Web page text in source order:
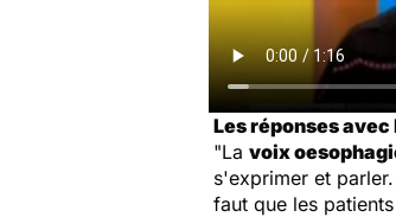
Les réponses
"La voix
s'exprimer et
faut que les